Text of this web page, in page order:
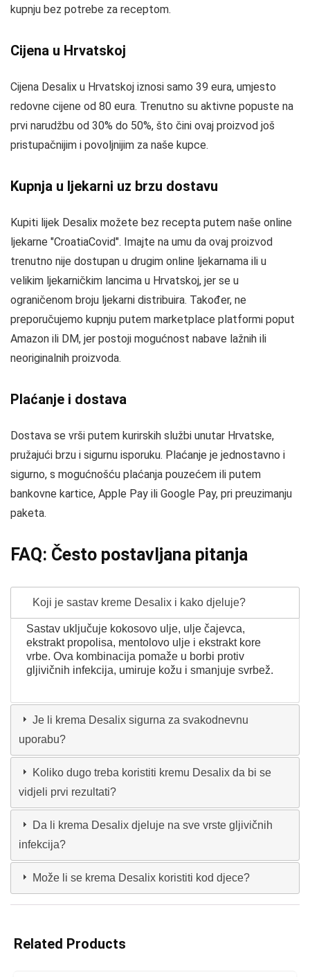
kupnju bez potrebe za receptom.
Cijena u Hrvatskoj
Cijena Desalix u Hrvatskoj iznosi samo 39 eura, umjesto
redovne cijene od 80 eura. Trenutno su aktivne popuste na
prvi narudžbu od 30% do 50%, što čini ovaj proizvod još
pristupačnijim i povoljnijim za naše kupce.
Kupnja u ljekarni uz brzu dostavu
Kupiti lijek Desalix možete bez recepta putem naše online
ljekarne "CroatiaCovid". Imajte na umu da ovaj proizvod
trenutno nije dostupan u drugim online ljekarnama ili u
velikim ljekarničkim lancima u Hrvatskoj, jer se u
ograničenom broju ljekarni distribuira. Također, ne
preporučujemo kupnju putem marketplace platformi poput
Amazon ili DM, jer postoji mogućnost nabave lažnih ili
neoriginalnih proizvoda.
Plaćanje i dostava
Dostava se vrši putem kurirskih službi unutar Hrvatske,
pružajući brzu i sigurnu isporuku. Plaćanje je jednostavno i
sigurno, s mogućnošću plaćanja pouzećem ili putem
bankovne kartice, Apple Pay ili Google Pay, pri preuzimanju
paketa.
FAQ: Često postavljana pitanja
Koji je sastav kreme Desalix i kako djeluje?
Sastav uključuje kokosovo ulje, ulje čajevca,
ekstrakt propolisa, mentolovo ulje i ekstrakt kore
vrbe. Ova kombinacija pomaže u borbi protiv
gljivičnih infekcija, umiruje kožu i smanjuje svrbež.
Je li krema Desalix sigurna za svakodnevnu
uporabu?
Koliko dugo treba koristiti kremu Desalix da bi se
vidjeli prvi rezultati?
Da li krema Desalix djeluje na sve vrste gljivičnih
infekcija?
Može li se krema Desalix koristiti kod djece?
Related Products